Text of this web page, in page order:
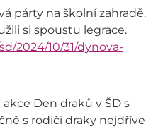
párty na školní zahradě.
si spoustu legrace.
2024/10/31/dynova-
Den draků v ŠD s
s rodiči draky nejdříve